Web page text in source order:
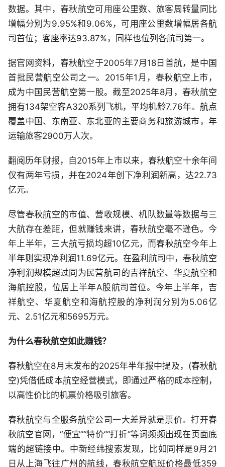
数据。其中，春秋航空可用座公里数、旅客周转量同比
增幅分别为9.95%和9.06%，可用座公里数增幅居各航
司首位；客座率达93.87%，同样也位列各航司第一。
据官网资料，春秋航空于2005年7月18日首航，是中国
首批民营航空公司之一。2015年1月，春秋航空上市，
成为中国民营航空第一股。截至2025年8月，春秋航空
拥有134架空客A320系列飞机，平均机龄7.76年。航点
覆盖中国、东南亚、东北亚的主要商务和旅游城市，年
运输旅客2900万人次。
翻阅历年财报，自2015年上市以来，春秋航空十余年间
仅有两年亏损，并在2024年创下净利润新高，达22.73
亿元。
尽管春秋航空的市值、营收规模、机队数量等数据与三
大航存在差距，但就赚钱来讲，春秋航空毫不逊色。今
年上半年，三大航亏损均超10亿元，而春秋航空今年上
半年则实现净利润11.69亿元。在盈利航司中，春秋航空
净利润规模超过同为民营航司的吉祥航空、华夏航空和
海航控股，位居上半年A股航司首位。今年上半年，吉
祥航空、华夏航空和海航控股的净利润分别为5.06亿
元、2.51亿元和5695万元。
为什么春秋航空如此赚钱？
春秋航空在8月末发布的2025年半年报中提及，(春秋航
空)凭借低成本航空经营模式，即通过严格的成本控制，
以高性价比的机票价格吸引旅客。
春秋航空与全服务航空公司一大差异就是票价。打开春
秋航空官网，“便宜”“特价”“打折”等词频频出现在页面底
端的超链接中。中新经纬搜索发现，比如同样是9月21
日从上海飞往广州的航线，春秋航空航班价格最低359